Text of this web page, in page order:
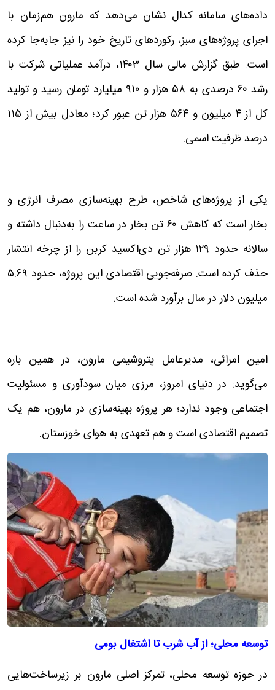
داده‌های سامانه کدال نشان می‌دهد که مارون هم‌زمان با
اجرای پروژه‌های سبز، رکوردهای تاریخ خود را نیز جابه‌جا کرده
است. طبق گزارش مالی سال ۱۴۰۳، درآمد عملیاتی شرکت با
رشد ۶۰ درصدی به ۵۸ هزار و ۹۱۰ میلیارد تومان رسید و تولید
کل از ۴ میلیون و ۵۶۴ هزار تن عبور کرد؛ معادل بیش از ۱۱۵
درصد ظرفیت اسمی.
یکی از پروژه‌های شاخص، طرح بهینه‌سازی مصرف انرژی و
بخار است که کاهش ۶۰ تن بخار در ساعت را به‌دنبال داشته و
سالانه حدود ۱۲۹ هزار تن دی‌اکسید کربن را از چرخه انتشار
حذف کرده است. صرفه‌جویی اقتصادی این پروژه، حدود ۵.۶۹
میلیون دلار در سال برآورد شده است.
امین امرائی، مدیرعامل پتروشیمی مارون، در همین باره
می‌گوید: در دنیای امروز، مرزی میان سودآوری و مسئولیت
اجتماعی وجود ندارد؛ هر پروژه بهینه‌سازی در مارون، هم یک
تصمیم اقتصادی است و هم تعهدی به هوای خوزستان.
توسعه محلی؛ از آب شرب تا اشتغال بومی
در حوزه توسعه محلی، تمرکز اصلی مارون بر زیرساخت‌هایی